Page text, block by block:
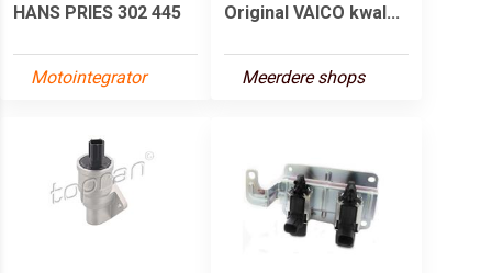
HANS PRIES 302 445
Motointegrator
Original VAICO kwal...
Meerdere shops